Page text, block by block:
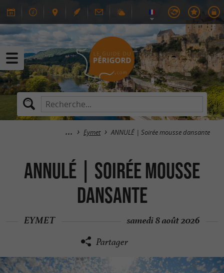
Eymet ANNULÉ | Soirée mousse dansante
ANNULÉ | Soirée mousse
dansante
EYMET samedi 8 août 2026
Partager